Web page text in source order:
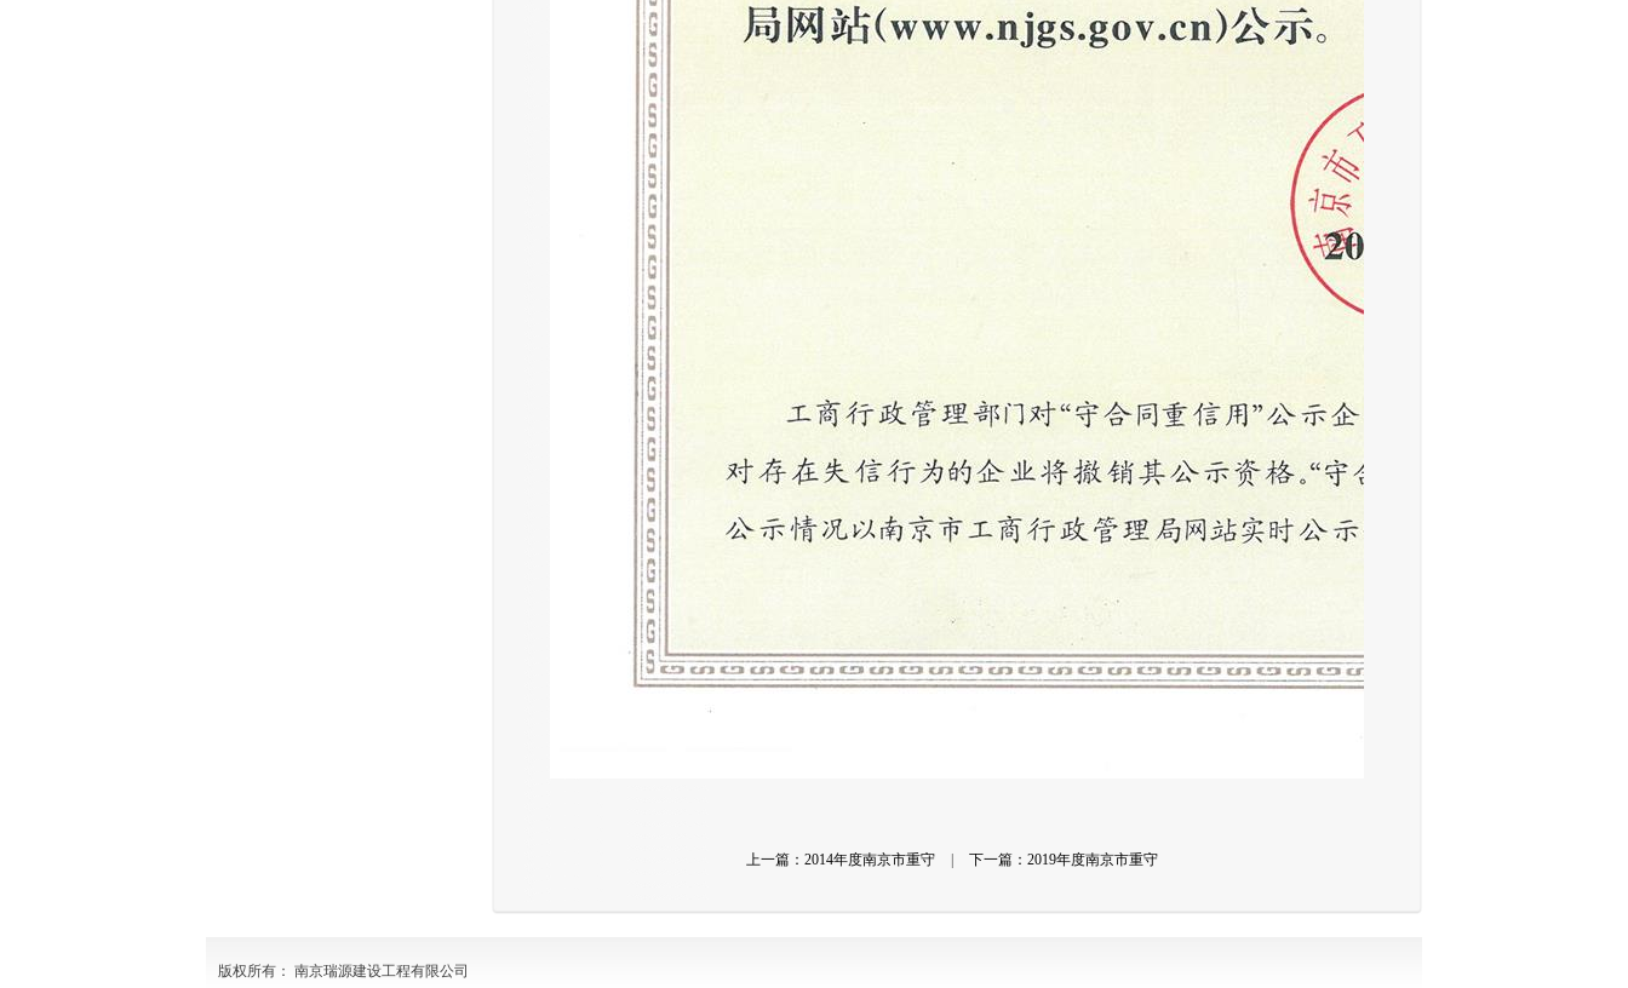
上一篇：2014年度南京市重守 下一篇：2019年度南京市重守
版权所有： 南京瑞源建设工程有限公司